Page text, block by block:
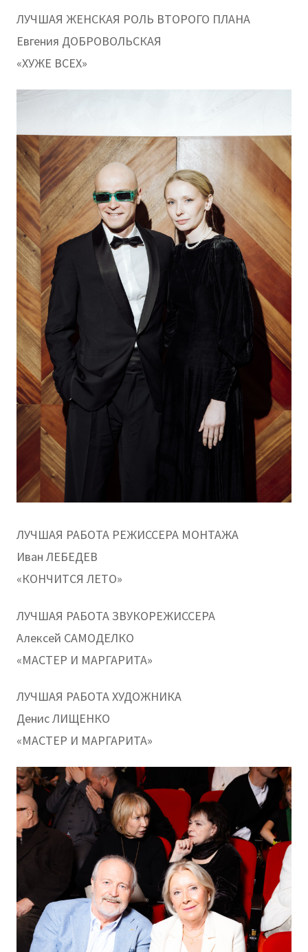
ЛУЧШАЯ ЖЕНСКАЯ РОЛЬ ВТОРОГО ПЛАНА
Евгения ДОБРОВОЛЬСКАЯ
«ХУЖЕ ВСЕХ»
ЛУЧШАЯ РАБОТА РЕЖИССЕРА МОНТАЖА
Иван ЛЕБЕДЕВ
«КОНЧИТСЯ ЛЕТО»
ЛУЧШАЯ РАБОТА ЗВУКОРЕЖИССЕРА
Алексей САМОДЕЛКО
«МАСТЕР И МАРГАРИТА»
ЛУЧШАЯ РАБОТА ХУДОЖНИКА
Денис ЛИЩЕНКО
«МАСТЕР И МАРГАРИТА»